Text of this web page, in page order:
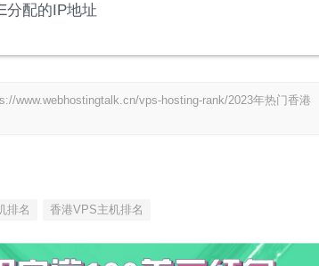
分配的IP地址
www.webhostingtalk.cn/vps-hosting-rank/2023年热门香港
排名 香港VPS主机排名